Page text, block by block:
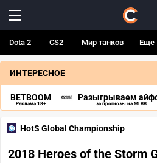
Dota 2 CS2 Мир танков Еще
ИНТЕРЕСНОЕ
BETBOOM
Реклама 18+
Разыгрываем
за прогнозы на MLBB
HotS Global Championship
2018 Heroes of the Storm